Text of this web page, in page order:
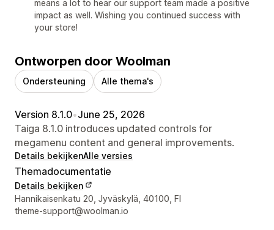
means a lot to hear our support team made a positive
impact as well. Wishing you continued success with
your store!
Ontworpen door Woolman
Ondersteuning Alle thema's
Version 8.1.0•June 25, 2026
Taiga 8.1.0 introduces updated controls for
megamenu content and general improvements.
Details bekijkenAlle versies
Themadocumentatie
Details bekijken
Contactgegevens ontwerper
Hannikaisenkatu 20, Jyväskylä, 40100, FI
theme-support@woolman.io